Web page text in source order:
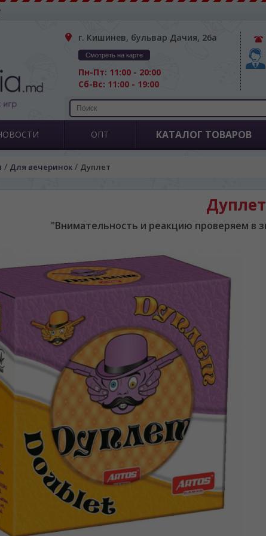
г. Кишинев, бульвар Дачия, 26а
Смотреть на карте
Пн-Пт: 11:00 - 20:00
Сб-Вс: 11:00 - 19:00
ОПТ КАТАЛОГ ТОВАРОВ
/ Для вечеринок / Дуплет
Дуплет
"Внимательность и реакцию проверяем в
ЯЗЫК САЙТА / LIMBA SITE-ULUI